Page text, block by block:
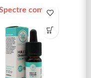
complet